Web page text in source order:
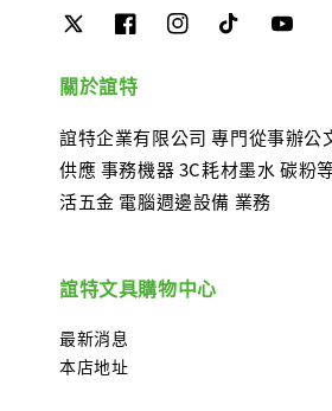
關於誼特
誼特企業有限公司 專門從事辦公
供應 事務機器 3C耗材墨水 碳粉
活五金 電腦週邊設備 業務
誼特文具購物中心
最新消息
本店地址